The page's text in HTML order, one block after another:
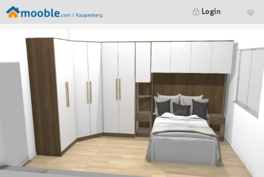
Login